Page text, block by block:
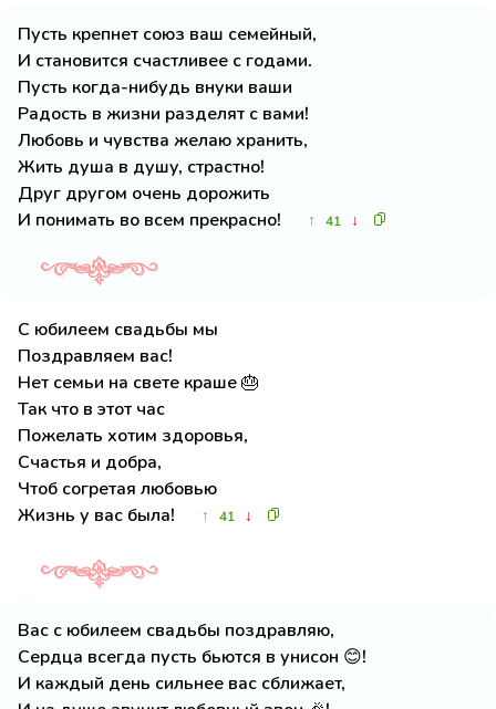
Пусть крепнет союз ваш семейный,
И становится счастливее с годами.
Пусть когда-нибудь внуки ваши
Радость в жизни разделят с вами!
Любовь и чувства желаю хранить,
Жить душа в душу, страстно!
Друг другом очень дорожить
И понимать во всем прекрасно!
↑ 41 ↓
С юбилеем свадьбы мы
Поздравляем вас!
Нет семьи на свете краше 🎂
Так что в этот час
Пожелать хотим здоровья,
Счастья и добра,
Чтоб согретая любовью
Жизнь у вас была!
↑ 41 ↓
Вас с юбилеем свадьбы поздравляю,
Сердца всегда пусть бьются в унисон 😊!
И каждый день сильнее вас сближает,